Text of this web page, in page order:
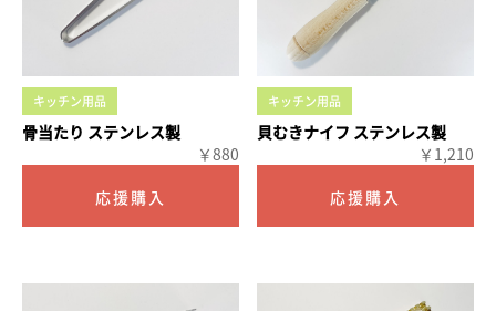
キッチン用品
骨当たり ステンレス製
￥880
キッチン用品
貝むきナイフ ステンレス製
￥1,210